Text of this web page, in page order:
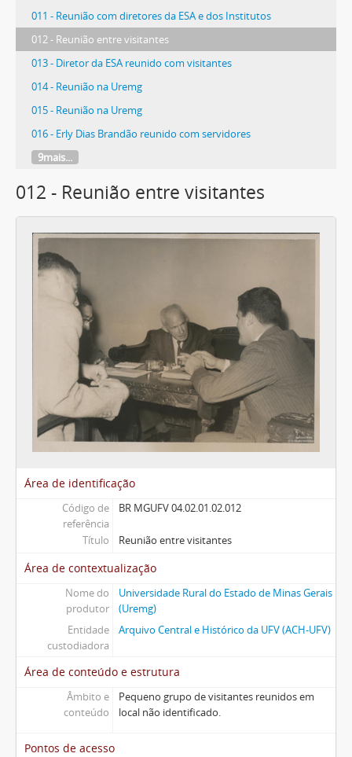
011 - Reunião com diretores da ESA e dos Institutos
012 - Reunião entre visitantes
013 - Diretor da ESA reunido com visitantes
014 - Reunião na Uremg
015 - Reunião na Uremg
016 - Erly Dias Brandão reunido com servidores
9mais...
012 - Reunião entre visitantes
Área de identificação
Código de
referência
BR MGUFV 04.02.01.02.012
Título Reunião entre visitantes
Área de contextualização
Nome do
produtor
Universidade Rural do Estado de Minas Gerais
(Uremg)
Entidade
custodiadora
Arquivo Central e Histórico da UFV (ACH-UFV)
Área de conteúdo e estrutura
Âmbito e
conteúdo
Pequeno grupo de visitantes reunidos em
local não identificado.
Pontos de acesso